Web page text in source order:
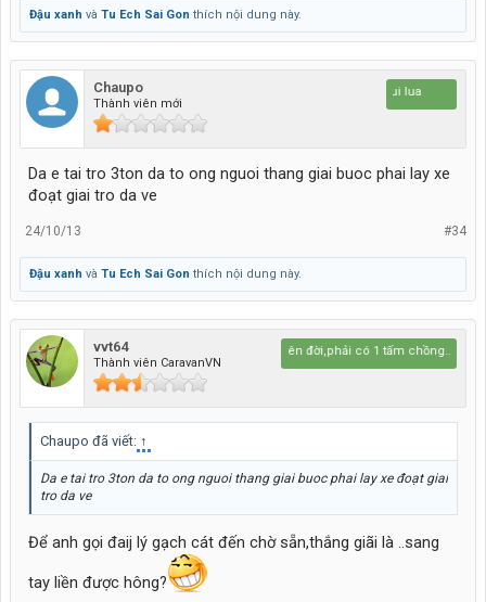
Đậu xanh và Tu Ech Sai Gon thích nội dung này.
Chaupo
Thành viên mới
Da nui lua
Da e tai tro 3ton da to ong nguoi thang giai buoc phai lay xe
đoạt giai tro da ve
#34
24/10/13
Đậu xanh và Tu Ech Sai Gon thích nội dung này.
vvt64
Thành viên CaravanVN
sống trên đời,phải có 1 tấm
Chaupo đã viết: ↑
Da e tai tro 3ton da to ong nguoi thang giai buoc phai lay xe đoạt giai
tro da ve
Để anh gọi đaij lý gạch cát đến chờ sẵn,thắng giãi là ..sang
tay liền được hông?